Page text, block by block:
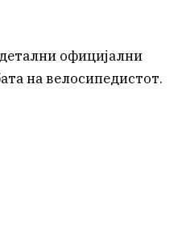
официјални
на велосипедистот.